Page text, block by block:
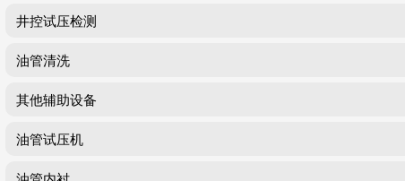
井控试压检测
油管清洗
其他辅助设备
油管试压机